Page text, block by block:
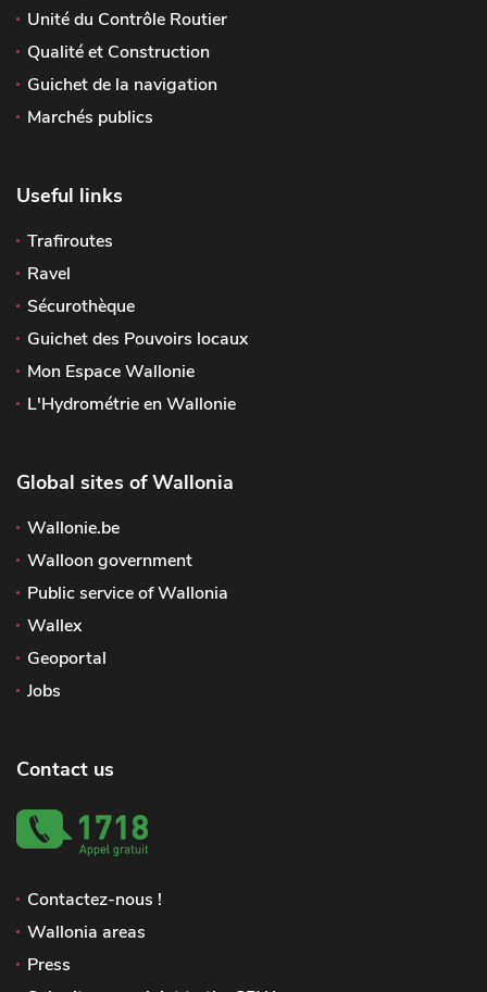
Unité du Contrôle Routier
Qualité et Construction
Guichet de la navigation
Marchés publics
Useful links
Trafiroutes
Ravel
Sécurothèque
Guichet des Pouvoirs locaux
Mon Espace Wallonie
L'Hydrométrie en Wallonie
Global sites of Wallonia
Wallonie.be
Walloon government
Public service of Wallonia
Wallex
Geoportal
Jobs
Contact us
Contactez-nous !
Wallonia areas
Press